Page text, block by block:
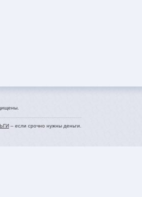
– если срочно нужны деньги.